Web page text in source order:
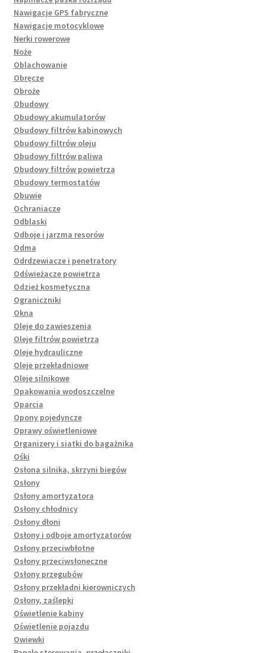
Nawigacje GPS fabryczne
Nawigacje motocyklowe
Nerki rowerowe
Noże
Oblachowanie
Obręcze
Obroże
Obudowy
Obudowy akumulatorów
Obudowy filtrów kabinowych
Obudowy filtrów oleju
Obudowy filtrów paliwa
Obudowy filtrów powietrza
Obudowy termostatów
Obuwie
Ochraniacze
Odblaski
Odboje i jarzma resorów
Odma
Odrdzewiacze i penetratory
Odświeżacze powietrza
Odzież kosmetyczna
Ograniczniki
Okna
Oleje do zawieszenia
Oleje filtrów powietrza
Oleje hydrauliczne
Oleje przekładniowe
Oleje silnikowe
Opakowania wodoszczelne
Oparcia
Opony pojedyncze
Oprawy oświetleniowe
Organizery i siatki do bagażnika
Ośki
Osłona silnika, skrzyni biegów
Osłony
Osłony amortyzatora
Osłony chłodnicy
Osłony dłoni
Osłony i odboje amortyzatorów
Osłony przeciwbłotne
Osłony przeciwsłoneczne
Osłony przegubów
Osłony przekładni kierowniczych
Osłony, zaślepki
Oświetlenie kabiny
Oświetlenie pojazdu
Owiewki